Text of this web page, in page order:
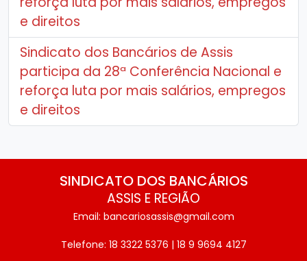
e direitos
Sindicato dos Bancários de Assis
participa da 28ª Conferência Nacional e
reforça luta por mais salários, empregos
e direitos
SINDICATO DOS BANCÁRIOS
ASSIS E REGIÃO
Email: bancariosassis@gmail.com
Telefone: 18 3322 5376 | 18 9 9694 4127